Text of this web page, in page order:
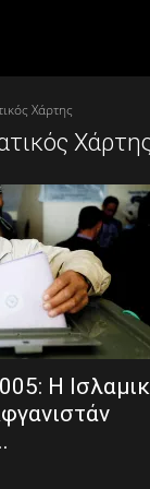
Χάρτης
Η